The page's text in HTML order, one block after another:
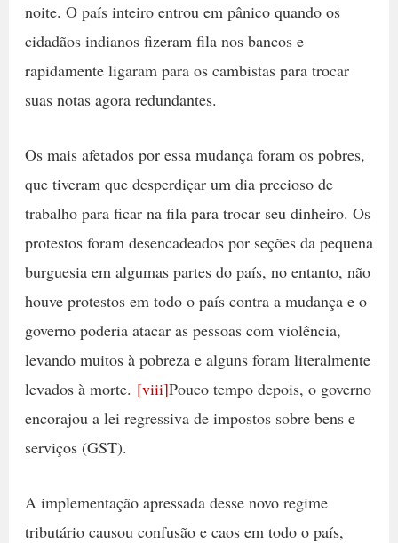
noite. O país inteiro entrou em pânico quando os
cidadãos indianos fizeram fila nos bancos e
rapidamente ligaram para os cambistas para trocar
suas notas agora redundantes.
Os mais afetados por essa mudança foram os pobres,
que tiveram que desperdiçar um dia precioso de
trabalho para ficar na fila para trocar seu dinheiro. Os
protestos foram desencadeados por seções da pequena
burguesia em algumas partes do país, no entanto, não
houve protestos em todo o país contra a mudança e o
governo poderia atacar as pessoas com violência,
levando muitos à pobreza e alguns foram literalmente
levados à morte. [viii]Pouco tempo depois, o governo
encorajou a lei regressiva de impostos sobre bens e
serviços (GST).
A implementação apressada desse novo regime
tributário causou confusão e caos em todo o país,